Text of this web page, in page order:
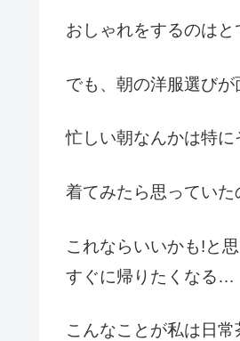
おしゃれをするのはと
でも、朝の洋服選び
忙しい朝なんかは特に
着てみたら思っていた
これならいいかも!と
すぐに帰りたくなる…
こんなことが私は日常